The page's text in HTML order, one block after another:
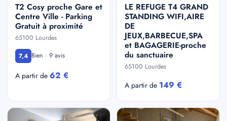
T2 Cosy proche Gare et
Centre Ville - Parking
Gratuit à proximité
65100 Lourdes
7,4 Bien · 9 avis
A partir de 62 €
LE REFUGE T4 GRAND
STANDING WIFI,AIRE
DE
JEUX,BARBECUE,SPA
et BAGAGERIE-proche
du sanctuaire
65100 Lourdes
A partir de 149 €